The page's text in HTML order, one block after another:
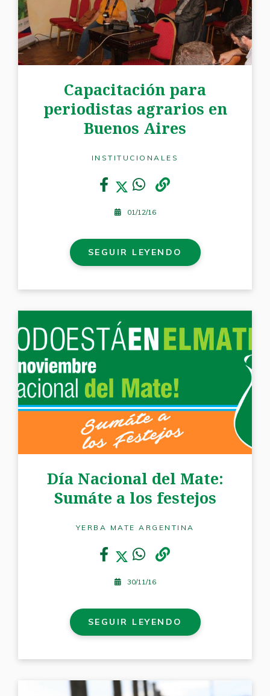
Capacitación para
periodistas agrarios en
Buenos Aires
INSTITUCIONALES
01/12/16
SEGUIR LEYENDO
Día Nacional del Mate:
Sumáte a los festejos
YERBA MATE ARGENTINA
30/11/16
SEGUIR LEYENDO